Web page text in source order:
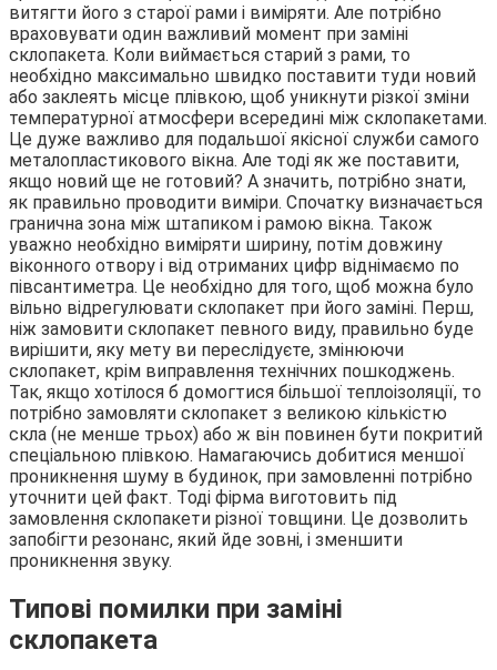
витягти його з старої рами і виміряти. Але потрібно
враховувати один важливий момент при заміні
склопакета. Коли виймається старий з рами, то
необхідно максимально швидко поставити туди новий
або заклеять місце плівкою, щоб уникнути різкої зміни
температурної атмосфери всередині між склопакетами.
Це дуже важливо для подальшої якісної служби самого
металопластикового вікна. Але тоді як же поставити,
якщо новий ще не готовий? А значить, потрібно знати,
як правильно проводити виміри. Спочатку визначається
гранична зона між штапиком і рамою вікна. Також
уважно необхідно виміряти ширину, потім довжину
віконного отвору і від отриманих цифр віднімаємо по
півсантиметра. Це необхідно для того, щоб можна було
вільно відрегулювати склопакет при його заміні. Перш,
ніж замовити склопакет певного виду, правильно буде
вирішити, яку мету ви переслідуєте, змінюючи
склопакет, крім виправлення технічних пошкоджень.
Так, якщо хотілося б домогтися більшої теплоізоляції, то
потрібно замовляти склопакет з великою кількістю
скла (не менше трьох) або ж він повинен бути покритий
спеціальною плівкою. Намагаючись добитися меншої
проникнення шуму в будинок, при замовленні потрібно
уточнити цей факт. Тоді фірма виготовить під
замовлення склопакети різної товщини. Це дозволить
запобігти резонанс, який йде зовні, і зменшити
проникнення звуку.
Типові помилки при заміні
склопакета